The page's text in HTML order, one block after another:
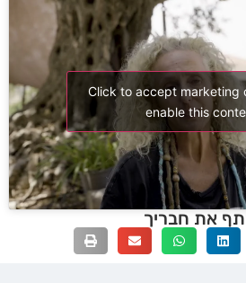
Click to accept marketing
enable this
את חבריך